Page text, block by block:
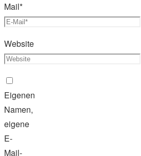
Mail*
Website
Eigenen
Namen,
eigene
E-
Mail-